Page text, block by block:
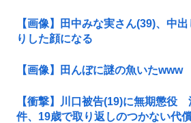
【画像】田中みな実さん(39)、中
りした顔になる
【画像】田んぼに謎の魚いたwww
【衝撃】川口被告(19)に無期懲役
件、19歳で取り返しのつかない代